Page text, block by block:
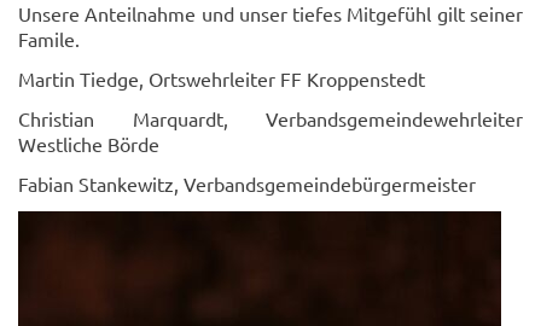
Unsere Anteilnahme und unser tiefes Mitgefühl gilt seiner
Famile.
Martin Tiedge, Ortswehrleiter FF Kroppenstedt
Christian Marquardt, Verbandsgemeindewehrleiter
Westliche Börde
Fabian Stankewitz, Verbandsgemeindebürgermeister